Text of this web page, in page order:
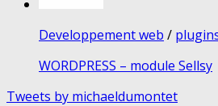
Developpement web /
WORDPRESS – module Sellsy
Tweets by michaeldumontet